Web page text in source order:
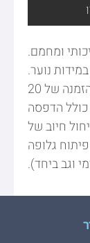
ומחמם.
נוער.
המחיר הינו בהזמנה של 20
כולל הדפסה
חיוב של
פיתוח גלופה
וגב ביחד).